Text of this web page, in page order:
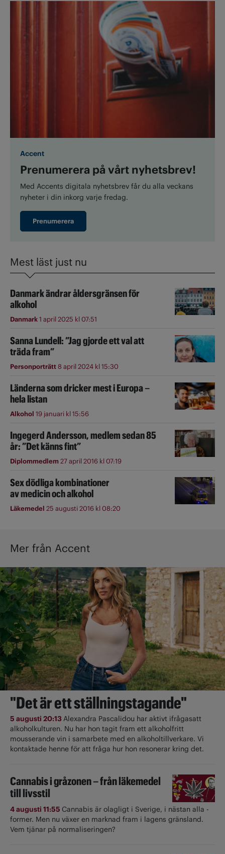
Accent
Prenumerera på vårt nyhetsbrev!
Med Accents digitala nyhetsbrev får du alla veckans
nyheter i din inkorg varje fredag.
Prenumerera
Mest läst just nu
Danmark ändrar åldersgränsen för
alkohol
Danmark1 april 2025 kl 07:51
Sanna Lundell: ”Jag gjorde ett val att
träda fram”
Personporträtt8 april 2024 kl 15:30
Länderna som dricker mest i Europa –
hela listan
Alkohol 19 januari kl 15:56
Ingegerd Andersson, medlem sedan 85
år: ”Det känns fint”
Diplommedlem27 april 2016 kl 07:19
Sex dödliga kombinationer
av medicin och alkohol
Läkemedel 25 augusti 2016 kl 08:20
Mer från Accent
"Det är ett ställningstagande"
5 augusti 20:13Alexandra Pascalidou har aktivt ifrågasatt
alkoholkulturen. Nu har hon tagit fram ett alkoholfritt
mousserande vin i samarbete med en alkoholtillverkare. Vi
kontaktade henne för att fråga hur hon resonerar kring det.
Cannabis i gråzonen – från läkemedel
till livsstil
4 augusti 11:55 Cannabis är olagligt i ­Sverige, i nästan alla ­
former. Men nu växer en marknad fram i lagens gränsland.
Vem tjänar på normaliseringen?